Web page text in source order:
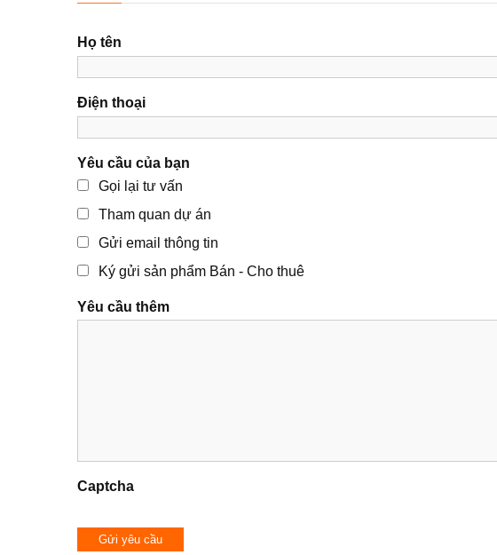
Họ tên
Điện thoại
Yêu cầu của bạn
Gọi lại tư vấn
Tham quan dự án
Gửi email thông tin
Ký gửi sản phẩm Bán - Cho thuê
Yêu cầu thêm
Captcha